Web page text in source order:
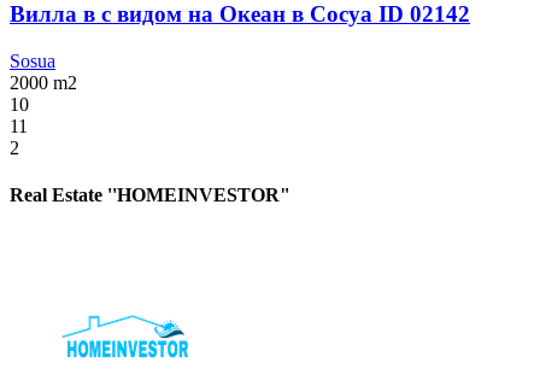
Вилла в с видом на Океан в Сосуа ID 02142
Sosua
2000 m2
10
11
2
Real Estate ''HOMEINVESTOR"